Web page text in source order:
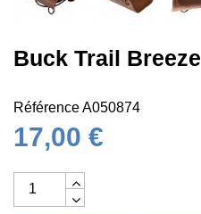
Buck Trail Breeze
RéférenceA050874
17,00 €